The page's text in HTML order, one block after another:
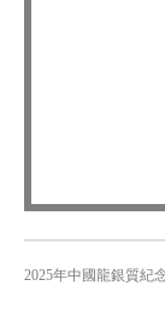
2025年中國龍銀質紀